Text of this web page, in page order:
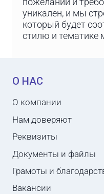
уникален, и мы
который будет
стилю и тематике
О НАС
О компании
Нам доверяют
Реквизиты
Документы и файлы
Грамоты и
Вакансии